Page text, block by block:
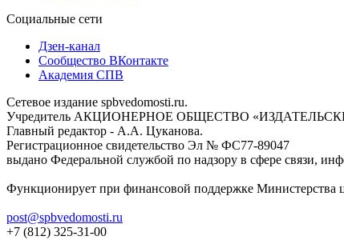
Социальные сети
Дзен-канал
Сообщество ВКонтакте
Академия СПВ
Сетевое издание spbvedomosti.ru.
Учредитель АКЦИОНЕРНОЕ ОБЩЕСТВО
Главный редактор - А.А. Цуканова.
Регистрационное свидетельство Эл № ФС77-89047
выдано Федеральной службой по надзору в сфере связи,
Функционирует при финансовой поддержке Министерства
post@spbvedomosti.ru
+7 (812) 325-31-00